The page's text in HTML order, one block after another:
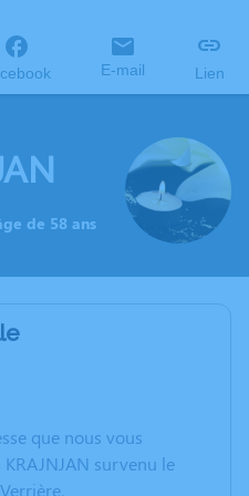
E-mail Lien
de 58 ans
que nous vous
KRAJNJAN survenu le